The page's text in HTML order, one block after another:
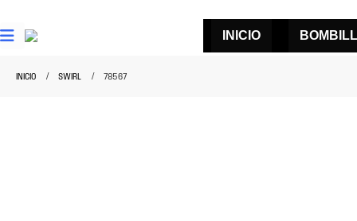
INICIO
INICIO SWIRL 78567